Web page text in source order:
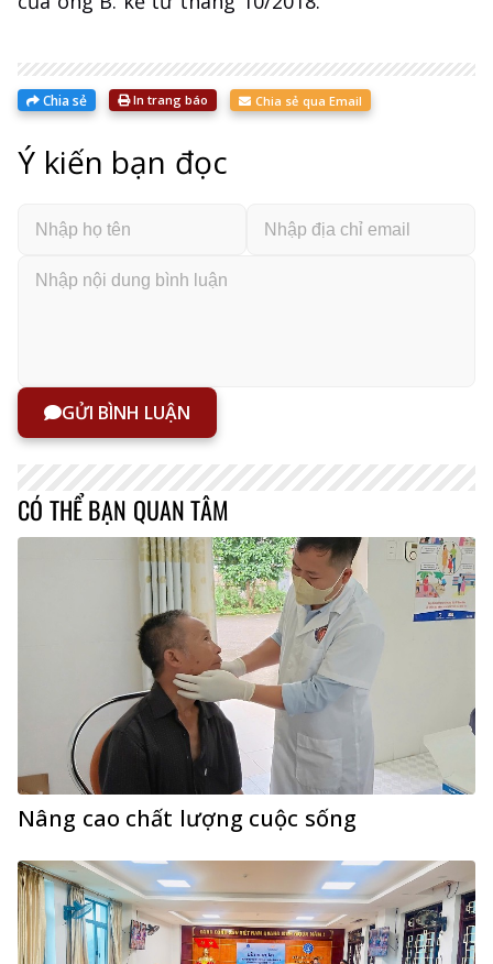
Chia sẻ In trang báo Chia sẻ qua Email
Ý kiến bạn đọc
GỬI BÌNH LUẬN
CÓ THỂ BẠN QUAN TÂM
Nâng cao chất lượng cuộc sống